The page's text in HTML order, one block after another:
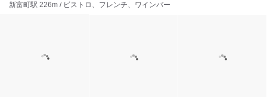
新富町駅 226m / ビストロ、フレンチ、ワインバー